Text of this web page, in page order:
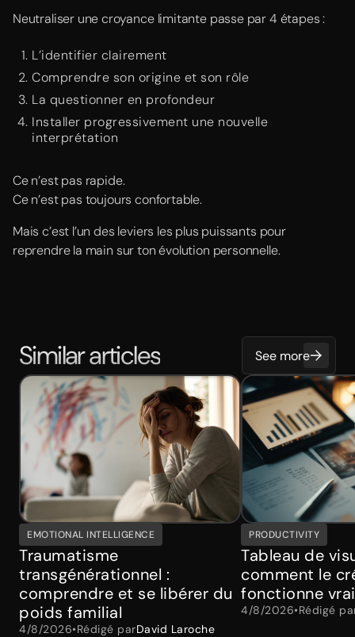
Neutraliser une croyance limitante passe par 4 étapes :
L’identifier clairement
Comprendre son origine et son rôle
La questionner en profondeur
Installer progressivement une nouvelle
interprétation
Ce n’est pas rapide.
Ce n’est pas toujours confortable.
Mais c’est l’un des leviers les plus puissants pour
reprendre la main sur ton évolution personnelle.
Similar articles See more
EMOTIONAL INTELLIGENCE
Traumatisme
transgénérationnel :
comprendre et se libérer du
poids familial
4/8/2026•Rédigé parDavid Laroche
PRODUCTIVITY
Tableau de
comment le
fonctionne
4/8/2026•Rédigé